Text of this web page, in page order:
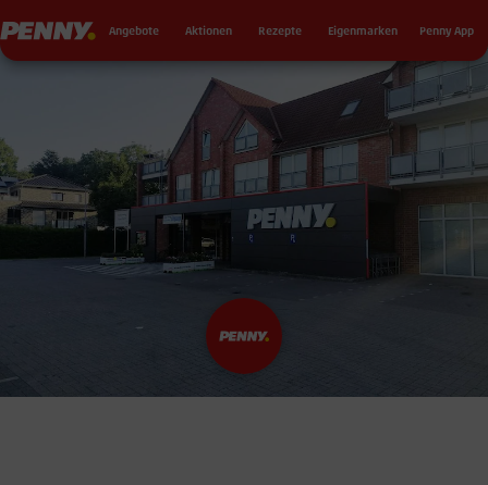
Penny Angebote Aktionen Rezepte Eigenmarken Penny App